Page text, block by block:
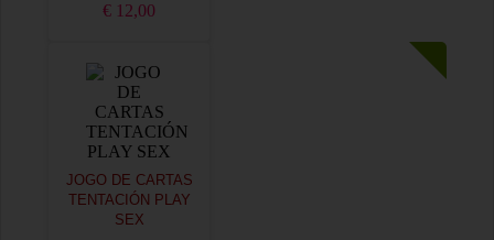
€ 12,00
JOGO DE CARTAS
TENTACIÓN PLAY
SEX